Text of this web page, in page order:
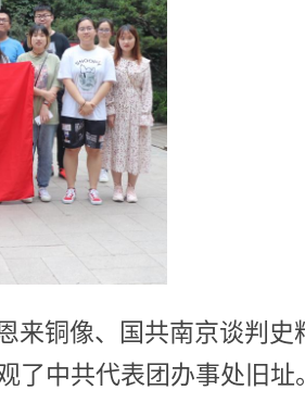
来铜像、国共南京谈判史
了中共代表团办事处旧址